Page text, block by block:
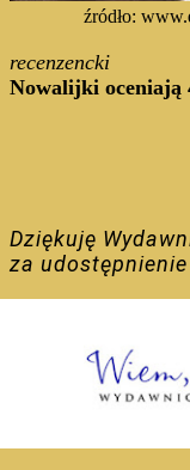
źródło:
recenzencki
Nowalijki oceniają
Dziękuję
za